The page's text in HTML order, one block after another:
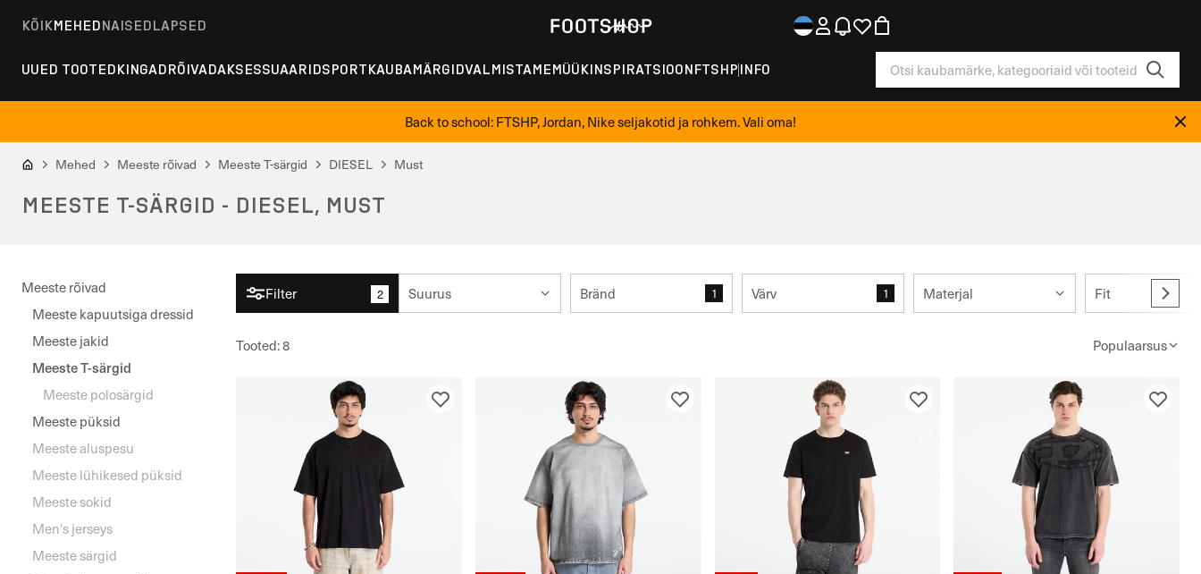
KÕIKMEHEDNAISEDLAPSED
UUED TOOTEDKINGADRÕIVADAKSESSUAARIDSPORTKAUBAMÄRGIDVALMISTAMEMÜÜKINSPIRATSIOONFTSHP INFO
Back to school: FTSHP, Jordan, Nike seljakotid ja rohkem. Vali oma!
Mehed Meeste rõivad Meeste T-särgid DIESEL Must
MEESTE T-SÄRGID - DIESEL, MUST
Meeste rõivad
Meeste kapuutsiga dressid
Meeste jakid
Meeste T-särgid
Meeste polosärgid
Meeste püksid
Meeste aluspesu
Meeste lühikesed püksid
Meeste sokid
Men's jerseys
Meeste särgid
Filter 2 Suurus Bränd 1 Värv 1 Materjal Fit
Tooted:8 Populaarsus